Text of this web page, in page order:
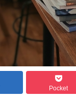
Pocket